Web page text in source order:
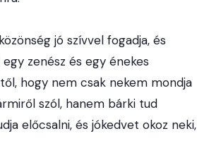
jó szívvel fogadja, és
zenész és egy énekes
hogy nem csak nekem mondja
szól, hanem bárki tud
előcsalni, és jókedvet okoz neki,